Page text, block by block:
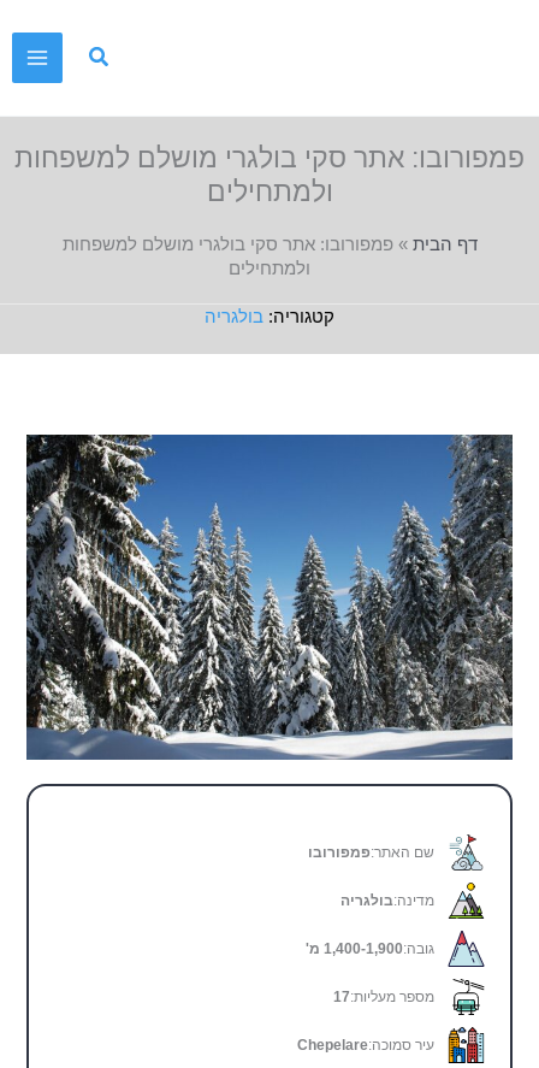
פמפורובו: אתר סקי בולגרי מושלם למשפחות
ולמתחילים
דף הבית »פמפורובו: אתר סקי בולגרי מושלם למשפחות
ולמתחילים
בולגריה
שם האתר:פמפורובו
מדינה:בולגריה
גובה:1,400-1,900 מ'
מספר מעליות:17
עיר סמוכה:Chepelare